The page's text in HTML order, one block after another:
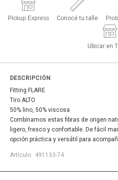
Pickup Express Conocé tu talle
Ubicar en
DESCRIPCIÓN
Fitting FLARE
Tiro ALTO
50% lino, 50% viscosa
Combinamos estas fibras de origen
ligero, fresco y confortable. De fácil
opción práctica y versátil para
491133-74